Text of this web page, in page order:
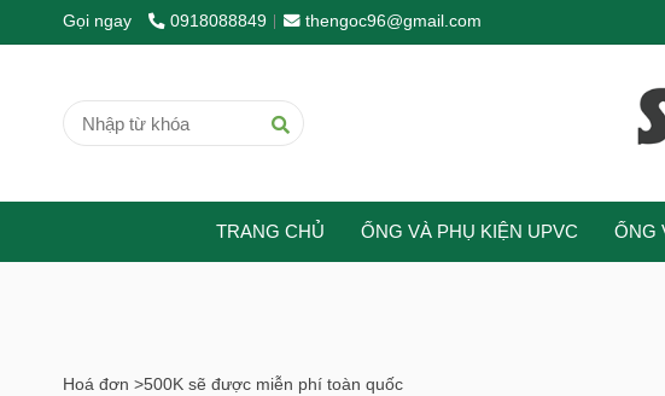
Gọi ngay 0918088849 thengoc96@gmail.com
TRANG CHỦ ỐNG VÀ PHỤ KIỆN UPVC ỐNG
Hoá đơn >500K sẽ được miễn phí toàn quốc